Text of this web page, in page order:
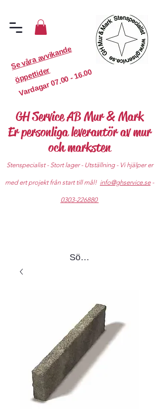
S
e
v
år
a
a
v
vi
k
a
n
d
e
ö
p
p
etti
d
er
Vardagar
07.00 - 16.00
GH Service AB Mur & Mark
Er personliga leverantör av mur
och marksten
Stenspecialist - Stort lager - Utställning - Vi hjälper er
med ert projekt från start till mål! info@ghservice.se-
0303-226880
Sök produkter